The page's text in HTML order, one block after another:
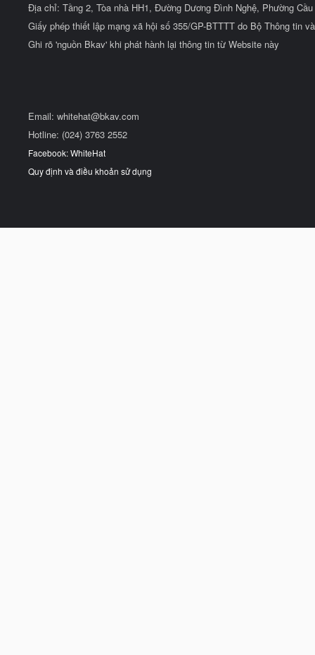
Địa chỉ: Tầng 2, Tòa nhà HH1, Đường Dương Đình Nghệ, Phường
Giấy phép thiết lập mạng xã hội số 355/GP-BTTTT do Bộ Thông tin
Ghi rõ 'nguồn Bkav' khi phát hành lại thông tin từ Website này
Email: whitehat@bkav.com
Hotline: (024) 3763 2552
Facebook: WhiteHat
Quy định và điều khoản sử dụng